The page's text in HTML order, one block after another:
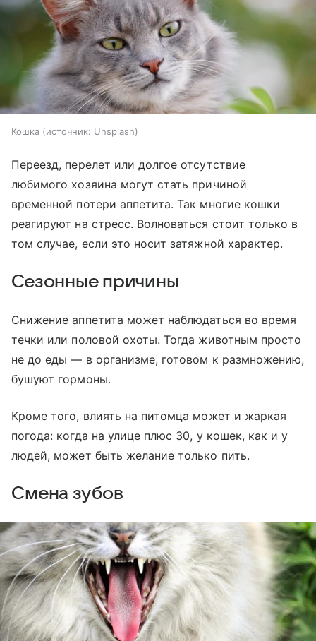
Кошка источник: Unsplash
Переезд, перелет или долгое отсутствие
любимого хозяина могут стать причиной
временной потери аппетита. Так многие кошки
реагируют на стресс. Волноваться стоит только в
том случае, если это носит затяжной характер.
Сезонные причины
Снижение аппетита может наблюдаться во время
течки или половой охоты. Тогда животным просто
не до еды — в организме, готовом к размножению,
бушуют гормоны.
Кроме того, влиять на питомца может и жаркая
погода: когда на улице плюс 30, у кошек, как и у
людей, может быть желание только пить.
Смена зубов